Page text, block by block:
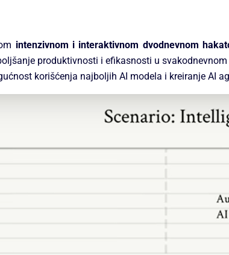
intenzivnom i interaktivnom dvodnevnom
produktivnosti i efikasnosti u svakodnevnom
korišćenja najboljih AI modela i kreiranje AI